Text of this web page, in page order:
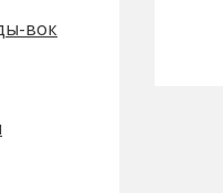
вок